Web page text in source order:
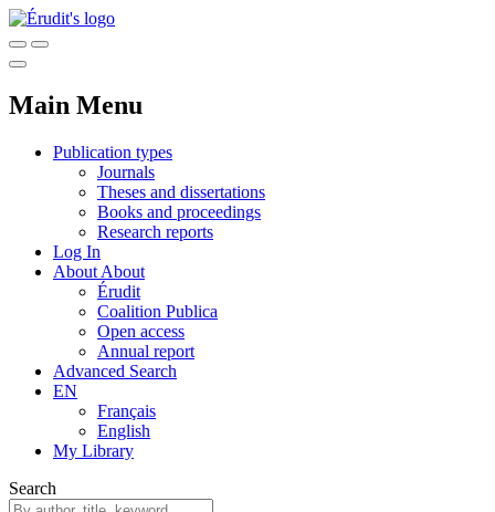
Main Menu
Publication types
Journals
Theses and dissertations
Books and proceedings
Research reports
Log In
About About
Érudit
Coalition Publica
Open access
Annual report
Advanced Search
EN
Français
English
My Library
Search